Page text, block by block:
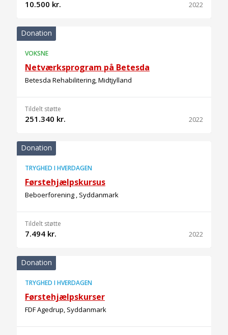
10.500 kr. 2022
Donation
VOKSNE
Netværksprogram på Betesda
Betesda Rehabilitering, Midtjylland
Tildelt støtte
251.340 kr. 2022
Donation
TRYGHED I HVERDAGEN
Førstehjælpskursus
Beboerforening , Syddanmark
Tildelt støtte
7.494 kr. 2022
Donation
TRYGHED I HVERDAGEN
Førstehjælpskurser
FDF Agedrup, Syddanmark